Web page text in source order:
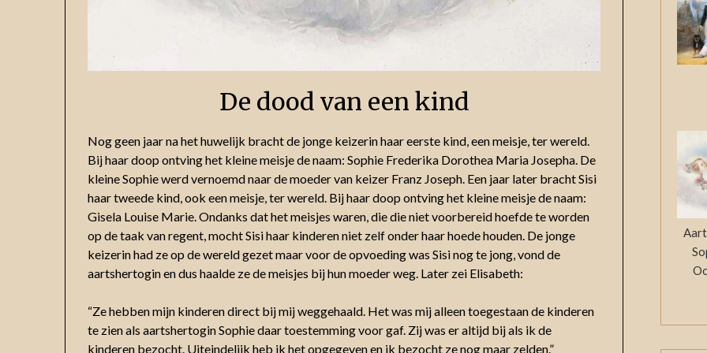
De dood van een kind
Nog geen jaar na het huwelijk bracht de jonge keizerin haar eerste kind, een meisje, ter wereld.
Bij haar doop ontving het kleine meisje de naam: Sophie Frederika Dorothea Maria Josepha. De
kleine Sophie werd vernoemd naar de moeder van keizer Franz Joseph. Een jaar later bracht Sisi
haar tweede kind, ook een meisje, ter wereld. Bij haar doop ontving het kleine meisje de naam:
Gisela Louise Marie. Ondanks dat het meisjes waren, die die niet voorbereid hoefde te worden
op de taak van regent, mocht Sisi haar kinderen niet zelf onder haar hoede houden. De jonge
keizerin had ze op de wereld gezet maar voor de opvoeding was Sisi nog te jong, vond de
aartshertogin en dus haalde ze de meisjes bij hun moeder weg. Later zei Elisabeth:
“Ze hebben mijn kinderen direct bij mij weggehaald. Het was mij alleen toegestaan de kinderen
te zien als aartshertogin Sophie daar toestemming voor gaf. Zij was er altijd bij als ik de
kinderen bezocht. Uiteindelijk heb ik het opgegeven en ik bezocht ze nog maar zelden.”